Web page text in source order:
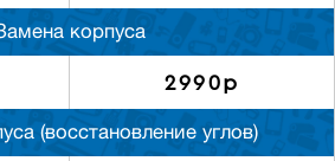
корпуса
2990р
(восстановление углов)